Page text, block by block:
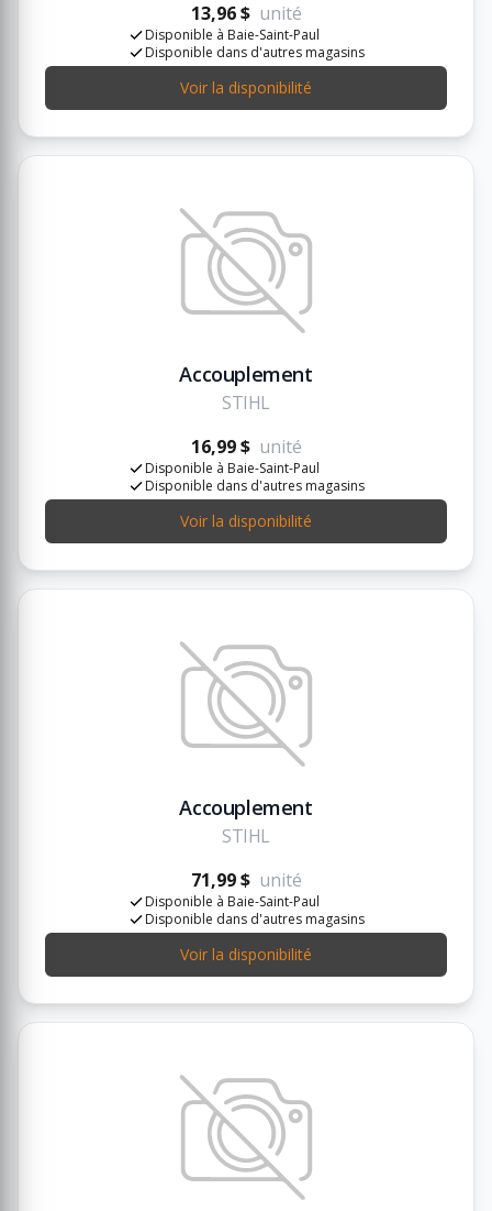
13,96 $ unité
Disponible à Baie-Saint-Paul
Disponible dans d'autres magasins
Voir la disponibilité
Accouplement
STIHL
16,99 $ unité
Disponible à Baie-Saint-Paul
Disponible dans d'autres magasins
Voir la disponibilité
Accouplement
STIHL
71,99 $ unité
Disponible à Baie-Saint-Paul
Disponible dans d'autres magasins
Voir la disponibilité